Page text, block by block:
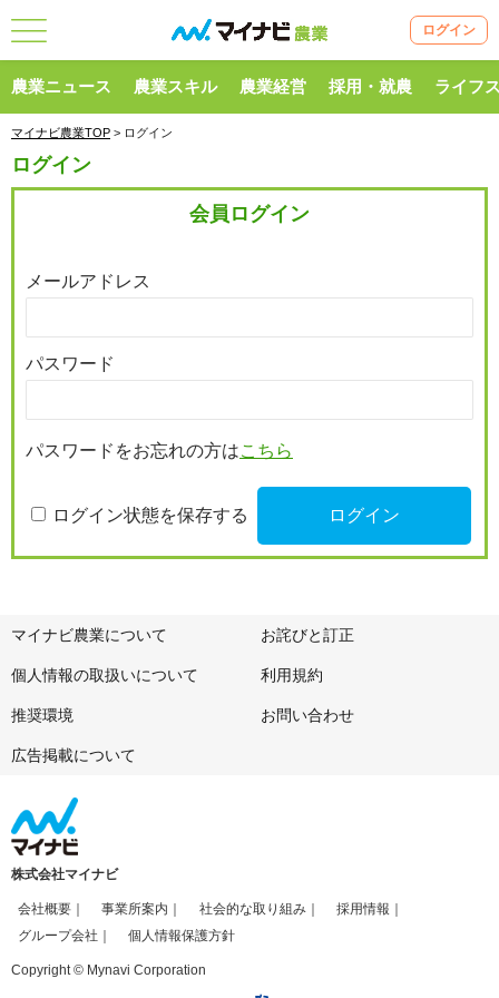
ログイン
農業ニュース 農業スキル 農業経営 採用・就農 ライフ
マイナビ農業TOP > ログイン
ログイン
会員ログイン
メールアドレス
パスワード
パスワードをお忘れの方はこちら
ログイン状態を保存する
マイナビ農業について お詫びと訂正
個人情報の取扱いについて 利用規約
推奨環境 お問い合わせ
広告掲載について
株式会社マイナビ
会社概要 事業所案内 社会的な取り組み
採用情報
グループ会社
個人情報保護方針
Copyright © Mynavi Corporation